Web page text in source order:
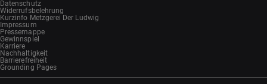
Datenschutz
Widerrufsbelehrung
Kurzinfo Metzgerei Der Ludwig
Impressum
Pressemappe
Gewinnspiel
Karriere
Nachhaltigkeit
Barrierefreiheit
Grounding Pages